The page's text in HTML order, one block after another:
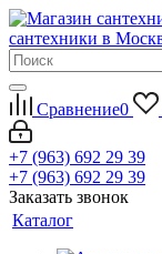
Сравнение0
+7 (963) 692 29 39
+7 (963) 692 29 39
Заказать звонок
Каталог